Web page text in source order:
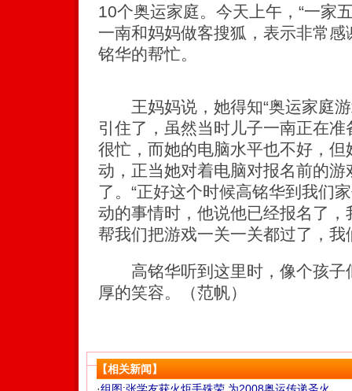
10个奥运家庭。今天上午，“一家
一南和妈妈做客搜狐，表示非常感
铭华的帮忙。
王妈妈说，她得知“奥运家庭游
引住了，虽然当时儿子一南正在
很忙，而她的电脑水平也不好，
动，正当她对着电脑对报名前的
了。“正好这个时候高铭华到我们
动的事情时，他说他已经报名了
帮我们把游戏一关一关都过了，我
高铭华听到这里时，像个孩子
厚的笑容。（范帆）
【相关新闻】